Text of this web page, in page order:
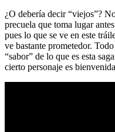
¿O debería decir “viejos”?
precuela que toma lugar
pues lo que se ve en este
ve bastante prometedor.
“sabor” de lo que es esta
cierto personaje es